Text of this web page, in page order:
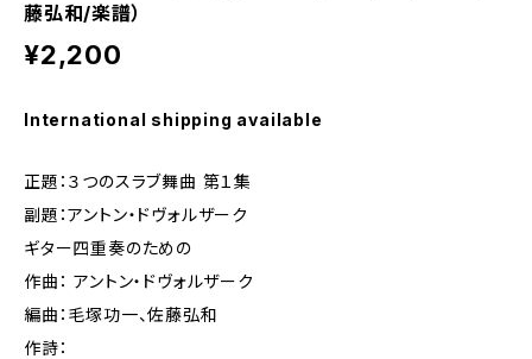
藤弘和/楽譜）
¥2,200
International shipping available
正題：３つのスラブ舞曲 第１集
副題：アントン・ドヴォルザーク
ギター四重奏のための
作曲： アントン・ドヴォルザーク
編曲：毛塚功一、佐藤弘和
作詩：